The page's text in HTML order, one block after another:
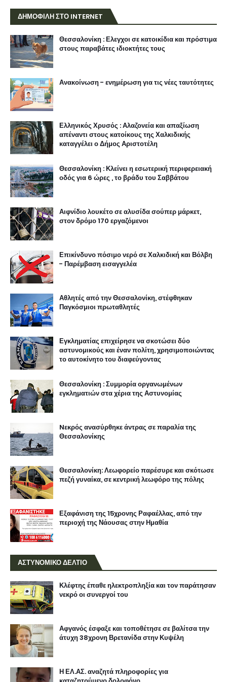
ΔΗΜΟΦΙΛΗ ΣΤΟ INTERNET
Θεσσαλονίκη : Ελεγχοι σε κατοικίδια και πρόστιμα
στους παραβάτες ιδιοκτήτες τους
Ανακοίνωση - ενημέρωση για τις νέες ταυτότητες
Ελληνικός Χρυσός : Αλαζονεία και απαξίωση
απέναντι στους κατοίκους της Χαλκιδικής
καταγγέλει ο Δήμος Αριστοτέλη
Θεσσαλονίκη : Κλείνει η εσωτερική περιφερειακή
οδός για 6 ώρες , το βράδυ του Σαββάτου
Αιφνίδιο λουκέτο σε αλυσίδα σούπερ μάρκετ,
στον δρόμο 170 εργαζόμενοι
Επικίνδυνο πόσιμο νερό σε Χαλκιδική και Βόλβη
- Παρέμβαση εισαγγελέα
Αθλητές από την Θεσσαλονίκη, στέφθηκαν
Παγκόσμιοι πρωταθλητές
Εγκληματίας επιχείρησε να σκοτώσει δύο
αστυνομικούς και έναν πολίτη, χρησιμοποιώντας
το αυτοκίνητο του διαφεύγοντας
Θεσσαλονίκη : Συμμορία οργανωμένων
εγκληματιών στα χέρια της Αστυνομίας
Nεκρός ανασύρθηκε άντρας σε παραλία της
Θεσσαλονίκης
Θεσσαλονίκη: Λεωφορείο παρέσυρε και σκότωσε
πεζή γυναίκα, σε κεντρική λεωφόρο της πόλης
Εξαφάνιση της 15χρονης Ραφαέλλας, από την
περιοχή της Νάουσας στην Ημαθία
ΑΣΤΥΝΟΜΙΚΟ ΔΕΛΤΙΟ
Κλέφτης έπαθε ηλεκτροπληξία και τον παράτησαν
νεκρό οι συνεργοί του
Αφγανός έσφαξε και τοποθέτησε σε βαλίτσα την
άτυχη 38χρονη Βρετανίδα στην Κυψέλη
Η ΕΛ.ΑΣ. αναζητά πληροφορίες για